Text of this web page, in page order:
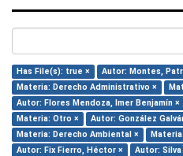
Has File(s): true ×
Autor: Montes,
Materia: Derecho Administrativo ×
Autor: Flores Mendoza, Imer Benjamín ×
Materia: Otro ×
Autor: González
Materia: Derecho Ambiental ×
Autor: Fix Fierro, Héctor ×
Autor: Silva